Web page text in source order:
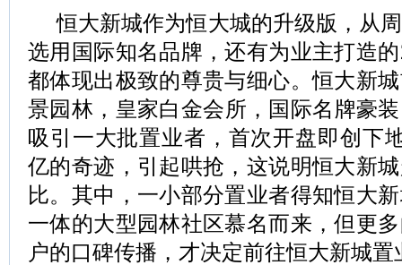
恒大新城作为恒大城的升级版，从
选用国际知名品牌，还有为业主打造
都体现出极致的尊贵与细心。恒大新
景园林，皇家白金会所，国际名牌豪
吸引一大批置业者，首次开盘即创下
亿的奇迹，引起哄抢，这说明恒大新
比。其中，一小部分置业者得知恒大
一体的大型园林社区慕名而来，但更
户的口碑传播，才决定前往恒大新城置